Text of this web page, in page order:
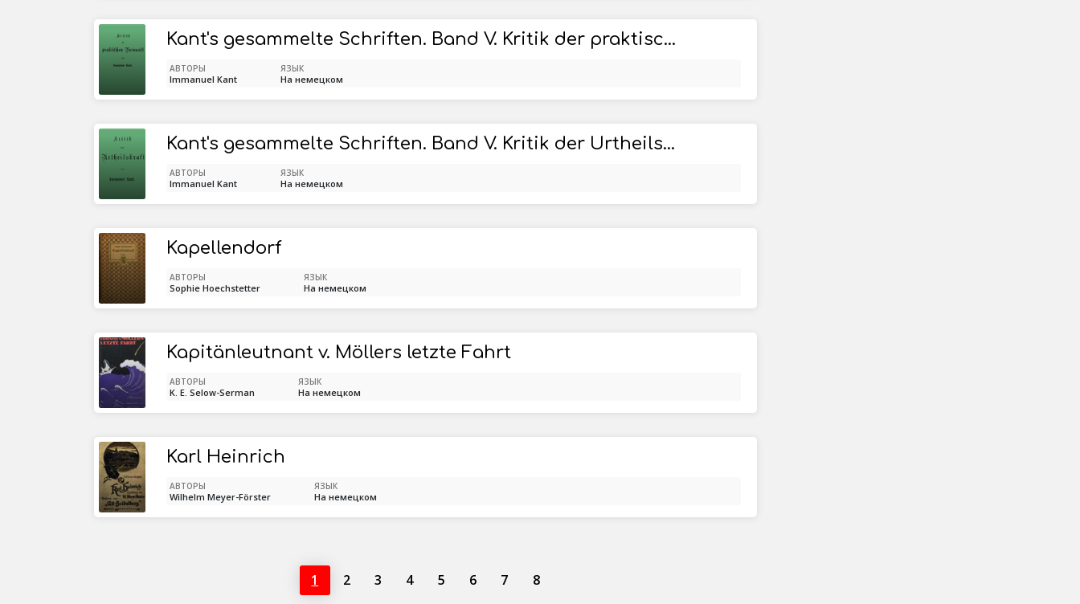
Kant's gesammelte Schriften. Band V. Kritik der praktischen Vernunft.
АВТОРЫ
Immanuel Kant
ЯЗЫК
На немецком
Kant's gesammelte Schriften. Band V. Kritik der Urtheilskraft.
АВТОРЫ
Immanuel Kant
ЯЗЫК
На немецком
Kapellendorf
АВТОРЫ
Sophie Hoechstetter
ЯЗЫК
На немецком
Kapitänleutnant v. Möllers letzte Fahrt
АВТОРЫ
K. E. Selow-Serman
ЯЗЫК
На немецком
Karl Heinrich
АВТОРЫ
Wilhelm Meyer-Förster
ЯЗЫК
На немецком
1 2 3 4 5 6 7 8